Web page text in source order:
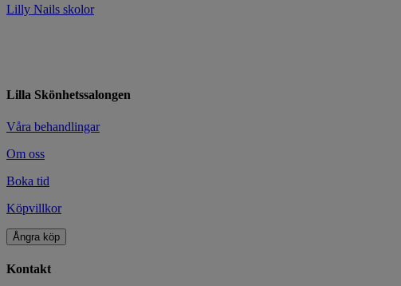
Lilly Nails skolor
Lilla Skönhetssalongen
Våra behandlingar
Om oss
Boka tid
Köpvillkor
Ångra köp
Kontakt